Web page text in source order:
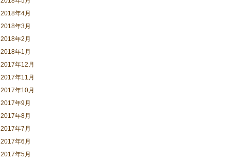
2018年4月
2018年3月
2018年2月
2018年1月
2017年12月
2017年11月
2017年10月
2017年9月
2017年8月
2017年7月
2017年6月
2017年5月